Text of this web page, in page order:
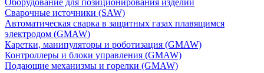
Оборудование для позиционирования изделий
Сварочные источники (SAW)
Автоматическая сварка в защитных газах плавящимся
электродом (GMAW)
Каретки, манипуляторы и роботизация (GMAW)
Контроллеры и блоки управления (GMAW)
Подающие механизмы и горелки (GMAW)